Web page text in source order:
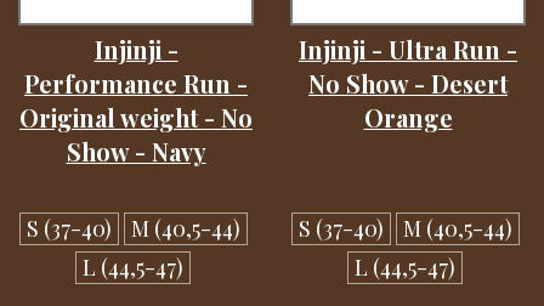
Injinji -
Performance Run -
Original weight - No
Show - Navy
S (37-40)
M (40,5-44)
L (44,5-47)
Injinji - Ultra Run -
No Show - Desert
Orange
S (37-40)
M (40,5-44)
L (44,5-47)